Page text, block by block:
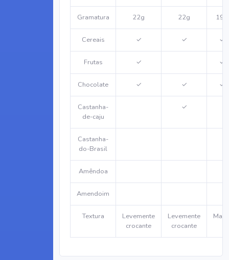
Gramatura 22g 22g 19g
Cereais ✓ ✓ ✓
Frutas ✓ ✓
Chocolate ✓ ✓ ✓
Castanha-
de-caju
✓
Castanha-
do-Brasil
Amêndoa
Amendoim
Textura
Levemente
crocante
Levemente
crocante